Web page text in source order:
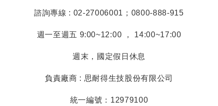
諮詢專線 : 02-27006001；0800-888-915
週一至週五 9:00~12:00 ， 14:00~17:00
週末，國定假日休息
負責廠商 : 思耐得生技股份有限公司
統一編號：12979100